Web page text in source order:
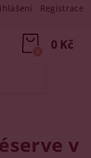
Registrace
0 Kč
0
v